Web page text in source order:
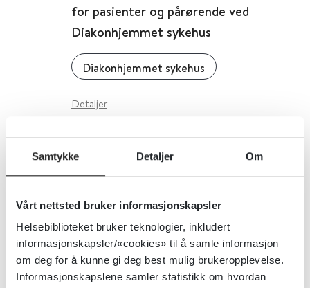
Samtykke Detaljer Om
Vårt nettsted bruker informasjonskapsler
Helsebiblioteket bruker teknologier, inkludert
informasjonskapsler/«cookies» til å samle informasjon
om deg for å kunne gi deg best mulig brukeropplevelse.
Informasjonskapslene samler statistikk om hvordan
for pasienter og pårørende ved
Diakonhjemmet sykehus
Diakonhjemmet sykehus
Detaljer
Fysisk og psykisk helse - Kurs og
opplæring for pasienter og
pårørende ved Diakonhjemmet
Detaljer